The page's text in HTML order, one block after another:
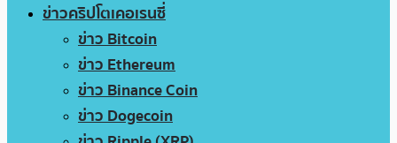
ข่าวคริปโตเคอเรนซี่
ข่าว Bitcoin
ข่าว Ethereum
ข่าว Binance Coin
ข่าว Dogecoin